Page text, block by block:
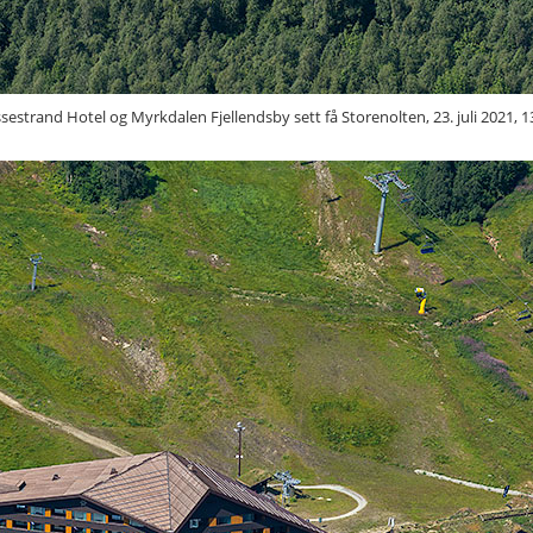
Hotel og Myrkdalen Fjellendsby sett få Storenolten, 23. juli 2021,